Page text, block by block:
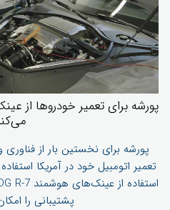
پورشه برای تعمیر خودروها از
پورشه برای نخستین بار از فناوری
تعمیر اتومبیل خود در آمریکا
پشتیبانی را